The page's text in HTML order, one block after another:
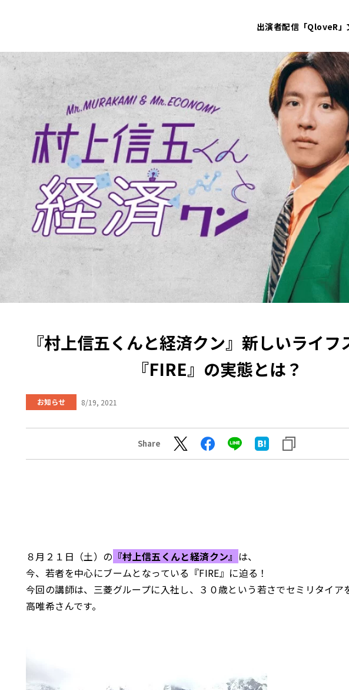
出演者配信「QloveR」
『村上信五くんと経済クン』新しいライフ
『FIRE』の実態とは？
お知らせ 8/19, 2021
Share
８月２１日（土）の 『村上信五くんと経済クン』 は、
今、若者を中心にブームとなっている『FIRE』に迫る！
今回の講師は、三菱グループに入社し、３０歳という若さでセミリタイア
高唯希さんです。